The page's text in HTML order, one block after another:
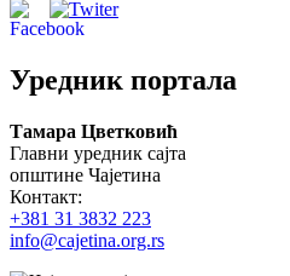
Уредник портала
Тамара Цветковић
Главни уредник сајта
општине Чајетина
Контакт:
+381 31 3832 223
info@cajetina.org.rs